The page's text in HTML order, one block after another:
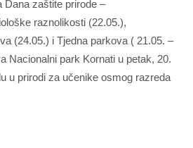
Dana zaštite prirode –
raznolikosti (22.05.),
(24.05.) i Tjedna parkova ( 21.05. –
Nacionalni park Kornati u petak, 20.
u prirodi za učenike osmog razreda